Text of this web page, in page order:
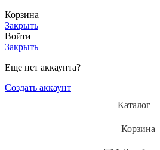
Корзина
Закрыть
Войти
Закрыть
Еще нет аккаунта?
Создать аккаунт
Каталог
Корзина